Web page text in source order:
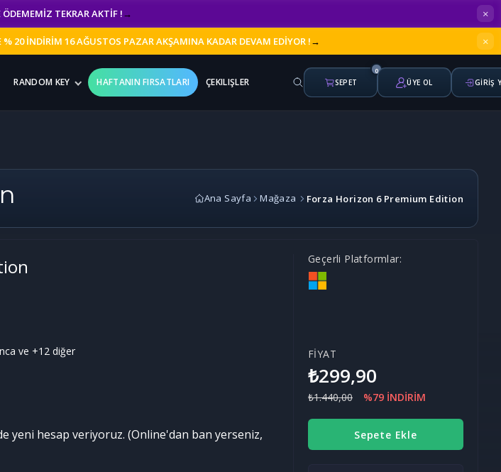
ÖDEMEMİZ TEKRAR AKTİF !→ ×
20 İNDİRİM 16 AĞUSTOS PAZAR AKŞAMINA KADAR DEVAM EDİYOR !→ ×
RANDOM KEY HAFTANIN FIRSATLARI ÇEKILIŞLER SEPET
0
ÜYE OL GİRİŞ
Ana Sayfa Mağaza Forza Horizon 6 Premium Edition
ve +12 diğer
yeni hesap veriyoruz. (Online'dan ban yerseniz,
Geçerli Platformlar:
FİYAT
₺299,90
₺1.440,00 %79 İNDİRİM
Sepete Ekle